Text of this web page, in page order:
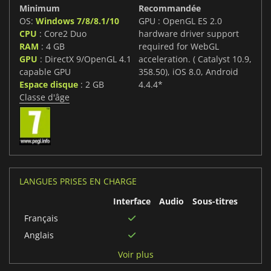
Minimum
OS: Windows 7/8/8.1/10
CPU : Core2 Duo
RAM : 4 GB
GPU : DirectX 9/OpenGL 4.1
capable GPU
Espace disque : 2 GB
Recommandée
GPU : OpenGL ES 2.0
hardware driver support
required for WebGL
acceleration. ( Catalyst 10.9,
358.50), iOS 8.0, Android
4.4.4*
Classe d'âge
LANGUES PRISES EN CHARGE
Interface
Audio
Sous-titres
Français
Anglais
Voir plus